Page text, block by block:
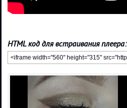
HTML код для встраивания плеера: